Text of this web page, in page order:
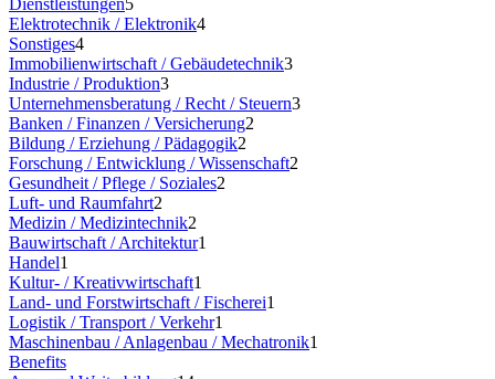
Elektrotechnik / Elektronik4
Sonstiges4
Immobilienwirtschaft / Gebäudetechnik3
Industrie / Produktion3
Unternehmensberatung / Recht / Steuern3
Banken / Finanzen / Versicherung2
Bildung / Erziehung / Pädagogik2
Forschung / Entwicklung / Wissenschaft2
Gesundheit / Pflege / Soziales2
Luft- und Raumfahrt2
Medizin / Medizintechnik2
Bauwirtschaft / Architektur1
Handel1
Kultur- / Kreativwirtschaft1
Land- und Forstwirtschaft / Fischerei1
Logistik / Transport / Verkehr1
Maschinenbau / Anlagenbau / Mechatronik1
Benefits